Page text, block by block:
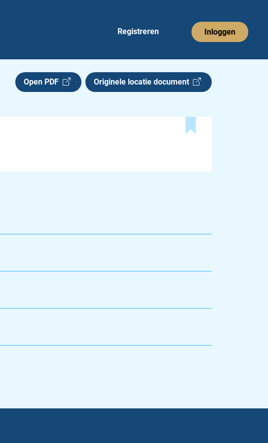
Registreren Inloggen
Open PDF Originele locatie document